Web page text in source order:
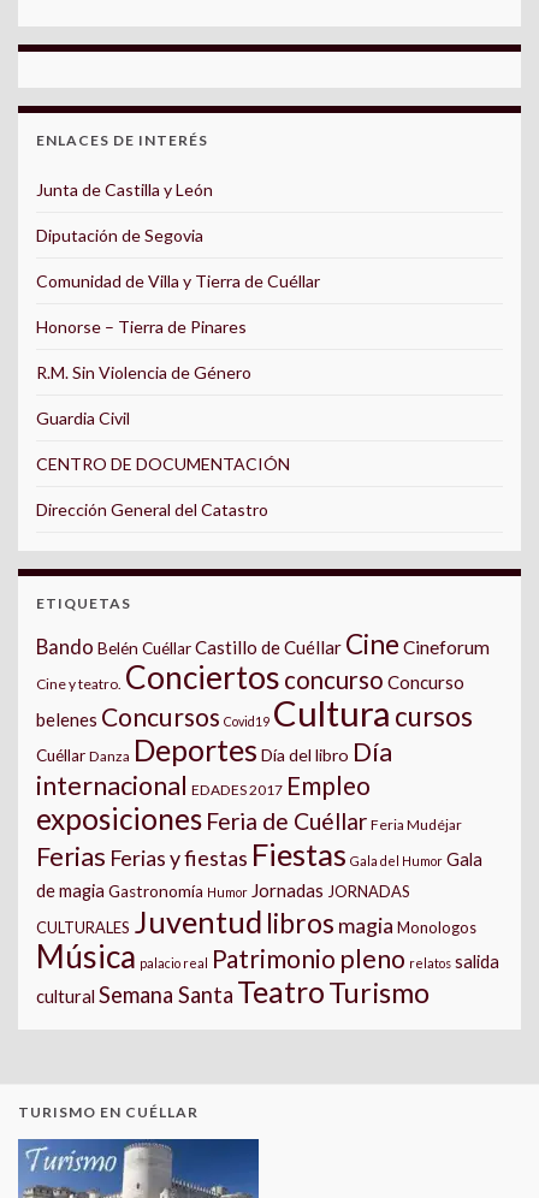
ENLACES DE INTERÉS
Junta de Castilla y León
Diputación de Segovia
Comunidad de Villa y Tierra de Cuéllar
Honorse – Tierra de Pinares
R.M. Sin Violencia de Género
Guardia Civil
CENTRO DE DOCUMENTACIÓN
Dirección General del Catastro
ETIQUETAS
Bando Belén CuéllarCastillo de Cuéllar Cine Cineforum
Cine y teatro. Conciertos concurso Concurso
belenes Concursos Covid19 Cultura cursos
Cuéllar Danza Deportes Día del libro Día
internacional EDADES 2017 Empleo
exposiciones Feria de Cuéllar Feria Mudéjar
Ferias Ferias y fiestas Fiestas Gala del Humor Gala
de magia Gastronomía Humor Jornadas JORNADAS
CULTURALES Juventud libros magia Monologos
Música palacio real Patrimonio pleno relatos salida
cultural Semana Santa TeatroTurismo
TURISMO EN CUÉLLAR